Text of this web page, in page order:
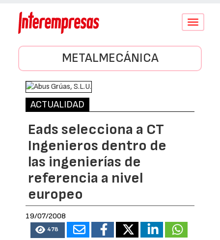
Conmutar
METALMECÁNICA
ACTUALIDAD
Eads selecciona a CT
Ingenieros dentro de
las ingenierías de
referencia a nivel
europeo
19/07/2008
478